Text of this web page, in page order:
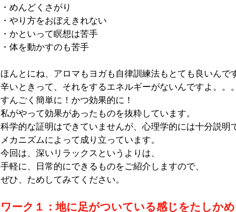
・めんどくさがり
・やり方をおぼえきれない
・かといって瞑想は苦手
・体を動かすのも苦手
ほんとにね、アロマもヨガも自律訓練法もとても良いんで
辛いときって、それをするエネルギーがないんですよ。。。
すんごく簡単に！かつ効果的に！
私がやって効果があったものを抜粋しています。
科学的な証明はできていませんが、心理学的には十分説明
メカニズムによって成り立っています。
今回は、深いリラックスというよりは、
手軽に、日常的にできるものをご紹介しますので、
ぜひ、ためしてみてください。
ワーク１：地に足がついている感じをたしか